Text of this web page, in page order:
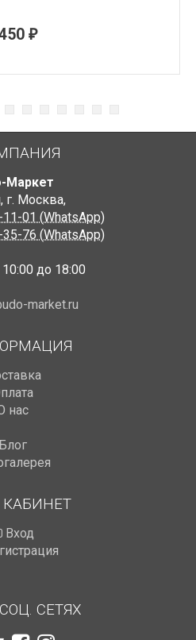
₽
Маркет
г. Москва,
01 (WhatsApp)
76 (WhatsApp)
до 18:00
market.ru
нас
Блог
Вход
СЕТЯХ